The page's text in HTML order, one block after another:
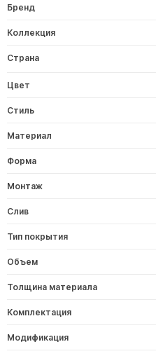
Бренд
Коллекция
Страна
Цвет
Стиль
Материал
Форма
Монтаж
Слив
Тип покрытия
Объем
Толщина материала
Комплектация
Модификация